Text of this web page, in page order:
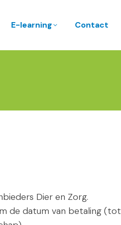
E-learning Contact
Dier en Zorg.
de datum van betaling (tot